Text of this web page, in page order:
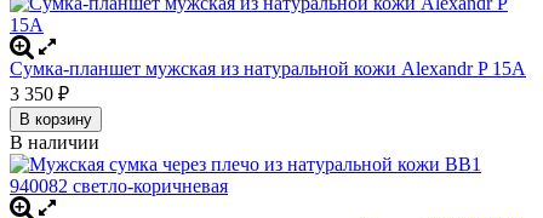
Сумка-планшет мужская из натуральной кожи Alexandr P 15A
3 350 ₽
В корзину
В наличии